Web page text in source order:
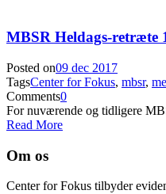
MBSR Heldags-retræte
Posted on09 dec 2017
TagsCenter for Fokus, mbsr,
Comments0
For nuværende og tidligere
Read More
Om os
Center for Fokus tilbyder